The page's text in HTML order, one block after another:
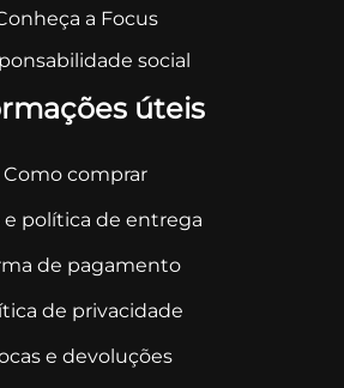
a Focus
social
úteis
Como comprar
e política de entrega
de pagamento
de privacidade
e devoluções